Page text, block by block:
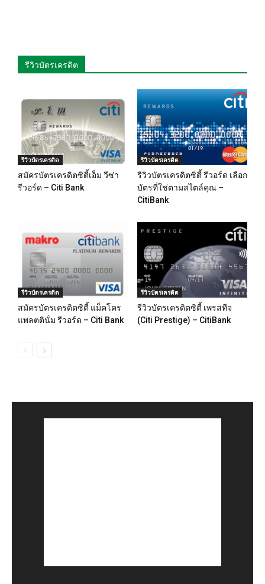
รีวิวบัตรเครดิต
รีวิวบัตรเครดิต
สมัครบัตรเครดิตซิตี้เอ็ม วีซ่า
รีวอร์ด – Citi Bank
รีวิวบัตรเครดิต
รีวิวบัตรเครดิตซิตี้ รีวอร์ด เลือก
บัตรที่ใช่ตามสไตล์คุณ –
CitiBank
รีวิวบัตรเครดิต
สมัครบัตรเครดิตซิตี้ แม็คโคร
แพลตตินั่ม รีวอร์ด – Citi Bank
รีวิวบัตรเครดิต
รีวิวบัตรเครดิตซิตี้ เพรสทีจ
(Citi Prestige) – CitiBank